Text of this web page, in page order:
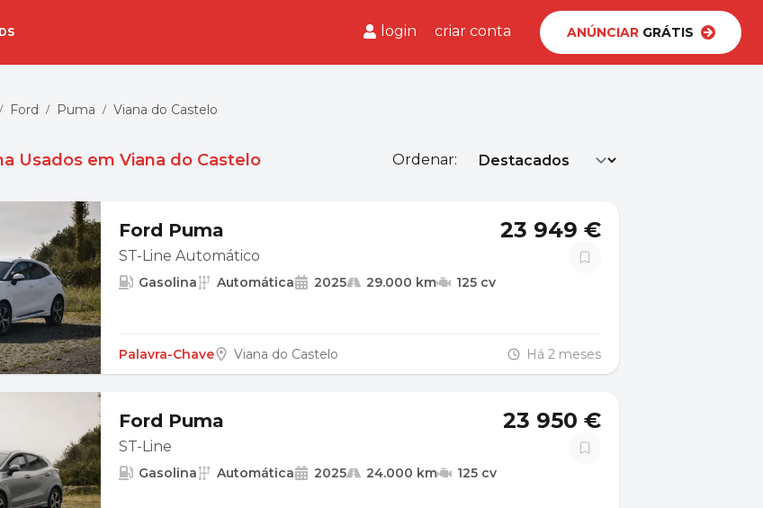
login criar conta ANÚNCIARGRÁTIS
/ Ford / Puma / Viana do Castelo
Usados em Viana do Castelo Ordenar:
Ford Puma
ST-Line Automático
23 949 €
Gasolina Automática 2025 29.000 km 125 cv
Palavra-Chave Viana do Castelo Há 2 meses
Ford Puma
ST-Line
23 950 €
Gasolina Automática 2025 24.000 km 125 cv